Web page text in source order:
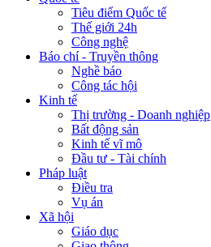
Tiêu điểm Quốc tế
Thế giới 24h
Công nghệ
Báo chí - Truyền thông
Nghề báo
Công tác hội
Kinh tế
Thị trường - Doanh nghiệp
Bất động sản
Kinh tế vĩ mô
Đầu tư - Tài chính
Pháp luật
Điều tra
Vụ án
Xã hội
Giáo dục